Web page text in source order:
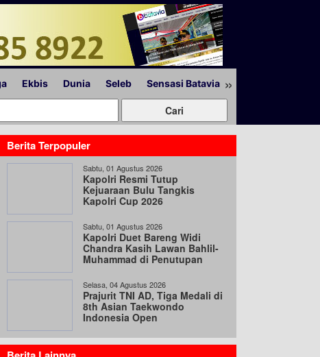
Ekbis Dunia Seleb Sensasi Batavia »
Berita Terpopuler
Sabtu, 01 Agustus 2026
Kapolri Resmi Tutup
Kejuaraan Bulu Tangkis
Kapolri Cup 2026
Sabtu, 01 Agustus 2026
Kapolri Duet Bareng Widi
Chandra Kasih Lawan Bahlil-
Muhammad di Penutupan
Selasa, 04 Agustus 2026
Prajurit TNI AD, Tiga Medali di
8th Asian Taekwondo
Indonesia Open